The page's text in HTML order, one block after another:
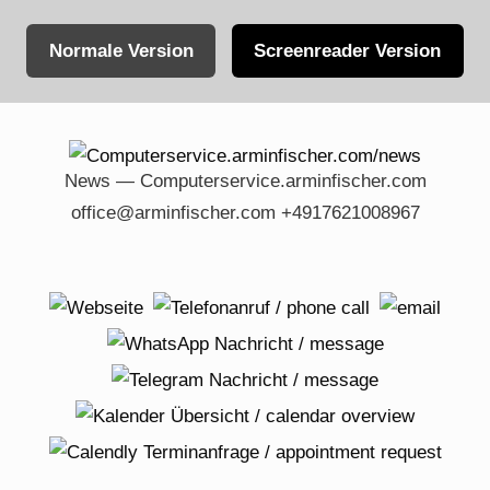
Normale Version Screenreader Version
content
News — Computerservice.arminfischer.com
office@arminfischer.com +4917621008967